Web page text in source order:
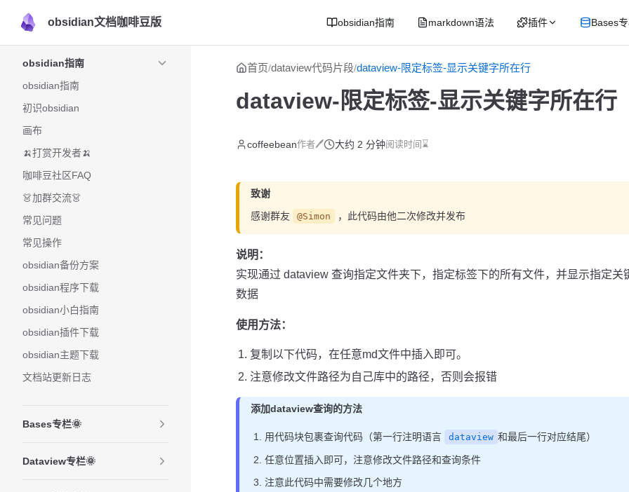
obsidian文档咖啡豆版 obsidian指南 markdown语法 插件 Bases
Skip to content
obsidian指南
obsidian指南
初识obsidian
画布
🍌打赏开发者🍌
咖啡豆社区FAQ
👗加群交流👗
常见问题
常见操作
obsidian备份方案
obsidian程序下载
obsidian小白指南
obsidian插件下载
obsidian主题下载
文档站更新日志
Bases专栏🌞
Dataview专栏🌞
首页/dataview代码片段/dataview-限定标签-显示关键字所在行
dataview-限定标签-显示关键字所在行
coffeebean作者🖊 大约 2 分钟阅读时间⌛
致谢
感谢群友
@Simon ，此代码由他二次修改并发布
说明：
实现通过 dataview 查询指定文件夹下，指定标签下的所有文件，并显示指定关
数据
使用方法：
复制以下代码，在任意md文件中插入即可。
注意修改文件路径为自己库中的路径，否则会报错
添加dataview查询的方法
用代码块包裹查询代码（第一行注明语言 dataview 和最后一行对应结尾）
任意位置插入即可，注意修改文件路径和查询条件
注意此代码中需要修改几个地方